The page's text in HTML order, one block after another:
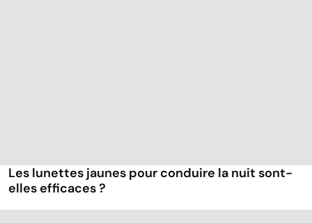
Les lunettes jaunes pour conduire la nuit sont-
elles efficaces ?